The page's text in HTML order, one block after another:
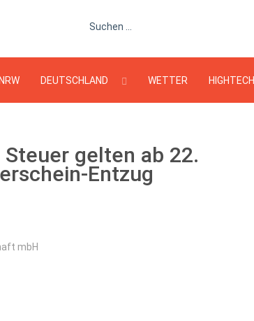
Suchen ...
NRW DEUTSCHLAND WETTER HIGHTECH
gelten ab 22.
Entzug
mbH